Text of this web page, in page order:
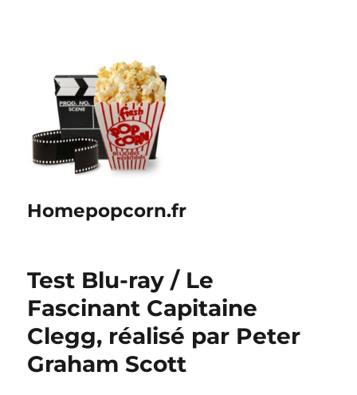
Homepopcorn.fr
Test Blu-ray / Le
Fascinant Capitaine
Clegg, réalisé par Peter
Graham Scott